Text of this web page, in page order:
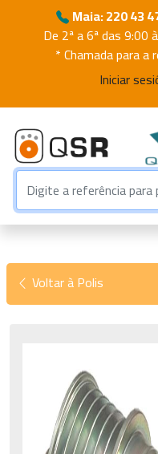
Maia: 220 43
De 2ª a 6ª das
* Chamada para a
Iniciar
Voltar à Polis